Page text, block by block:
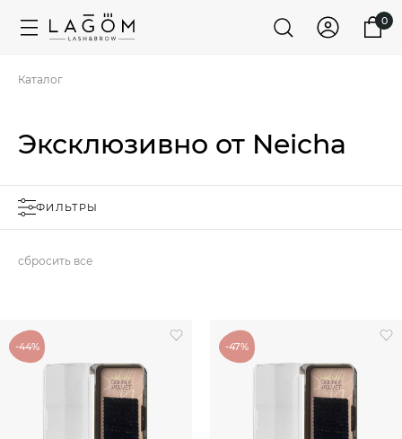
0
Каталог
Эксклюзивно от Neicha
ФИЛЬТРЫ
сбросить все
-44% -47%